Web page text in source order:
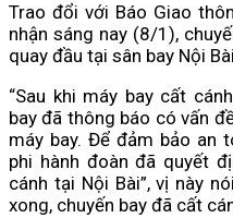
Trao đổi với Báo Giao
nhận sáng nay (8/1),
quay đầu tại sân bay Nội
“Sau khi máy bay cất
bay đã thông báo có vấn
máy bay. Để đảm bảo an
phi hành đoàn đã quyết
cánh tại Nội Bài”, vị này
xong, chuyến bay đã cất